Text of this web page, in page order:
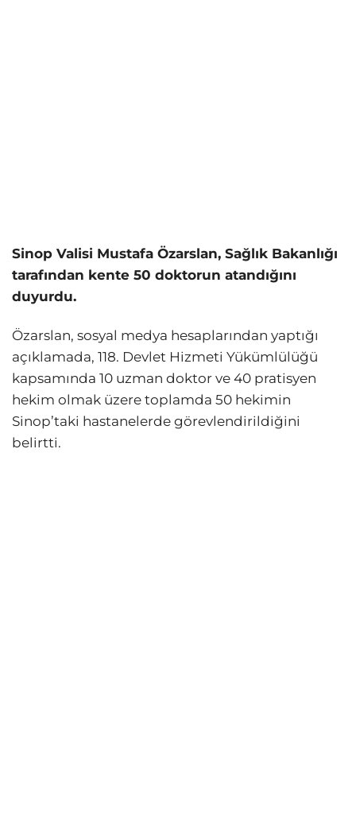
Sinop Valisi Mustafa Özarslan, Sağlık Bakanlığı
tarafından kente 50 doktorun atandığını
duyurdu.
Özarslan, sosyal medya hesaplarından yaptığı
açıklamada, 118. Devlet Hizmeti Yükümlülüğü
kapsamında 10 uzman doktor ve 40 pratisyen
hekim olmak üzere toplamda 50 hekimin
Sinop’taki hastanelerde görevlendirildiğini
belirtti.